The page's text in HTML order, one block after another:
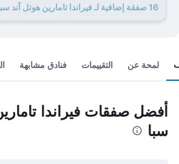
16 صفقة إضافية لـ فيراندا تامارين هوتل آند سبا
لمحة عن التقييمات فنادق مشابهة
أفضل صفقات فيراندا
سبا